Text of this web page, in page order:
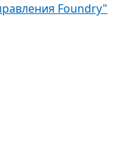
Foundry"